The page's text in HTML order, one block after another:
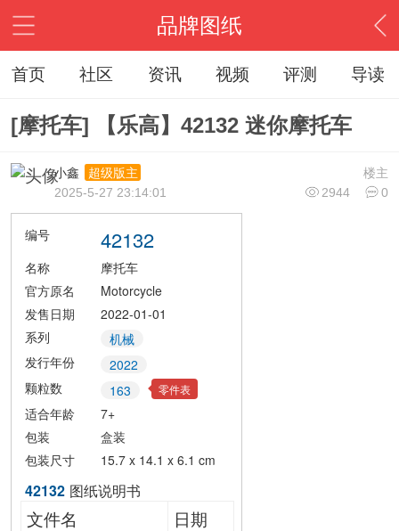
品牌图纸
首页 社区 资讯 视频 评测 导读
[摩托车] 【乐高】42132 迷你摩托车
楼主
小鑫
超级版主
2944
0
2025-5-27 23:14:01
编号 42132
名称
摩托车
官方原名
Motorcycle
发售日期
2022-01-01
系列
机械
发行年份
2022
颗粒数
163 零件表
适合年龄
7+
包装
盒装
包装尺寸
15.7 x 14.1 x 6.1 cm
42132 图纸说明书
文件名 日期